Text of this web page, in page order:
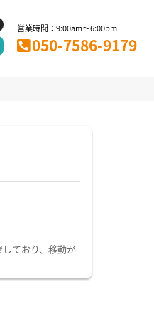
営業時間：9:00am～6:00pm
050-7586-9179
ており、移動が